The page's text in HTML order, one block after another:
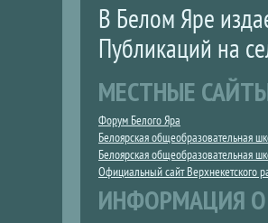
В Белом Яре
Публикаций на
МЕСТНЫЕ
Форум Белого Яра
Белоярская общеобразовательная
Белоярская общеобразовательная
Официальный сайт Верхнекетского
ИНФОРМАЦИЯ